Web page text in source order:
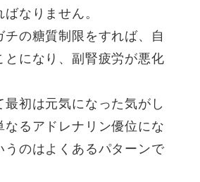
なりません。
チの糖質制限をすれば、自
とになり、副腎疲労が悪化
初は元気になった気がし
なるアドレナリン優位にな
うのはよくあるパターンで